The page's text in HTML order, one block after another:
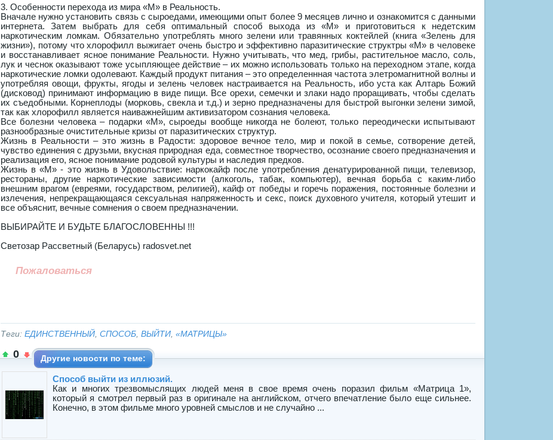
3. Особенности перехода из мира «М» в Реальность.
Вначале нужно установить связь с сыроедами, имеющими опыт более 9 месяцев лично и ознакомится с данными
интернета. Затем выбрать для себя оптимальный способ выхода из «М» и приготовиться к недетским
наркотическим ломкам. Обязательно употреблять много зелени или травянных коктейлей (книга «Зелень для
жизни»), потому что хлорофилл выжигает очень быстро и эффективно паразитические структры «М» в человеке
и восстанавливает ясное понимание Реальности. Нужно учитывать, что мед, грибы, растительное масло, соль,
лук и чеснок оказывают тоже усыпляющее действие – их можно использовать только на переходном этапе, когда
наркотические ломки одолевают. Каждый продукт питания – это определеннная частота элетромагнитной волны и
употребляя овощи, фрукты, ягоды и зелень человек настраивается на Реальность, ибо уста как Алтарь Божий
(дисковод) принимают информацию в виде пищи. Все орехи, семечки и злаки надо проращивать, чтобы сделать
их съедобными. Корнеплоды (морковь, свекла и т.д.) и зерно предназначены для быстрой выгонки зелени зимой,
так как хлорофилл является наиважнейшим активизатором сознания человека.
Все болезни человека – подарки «М», сыроеды вообще никогда не болеют, только переодически испытывают
разнообразные очистительные кризы от паразитических структур.
Жизнь в Реальности – это жизнь в Радости: здоровое вечное тело, мир и покой в семье, сотворение детей,
чувство единения с друзьми, вкусная природная еда, совместное творчество, осознание своего предназначения и
реализация его, ясное понимание родовой культуры и наследия предков.
Жизнь в «М» - это жизнь в Удовольствие: наркокайф после употребления денатурированной пищи, телевизор,
рестораны, другие наркотические зависимости (алкоголь, табак, компьютер), вечная борьба с каким-либо
внешним врагом (евреями, государством, религией), кайф от победы и горечь поражения, постоянные болезни и
излечения, непрекращающаяся сексуальная напряженность и секс, поиск духовного учителя, который утешит и
все объяснит, вечные сомнения о своем предназначении.
ВЫБИРАЙТЕ И БУДЬТЕ БЛАГОСЛОВЕННЫ !!!
Светозар Рассветный (Беларусь) radosvet.net
Пожаловаться
Теги: ЕДИНСТВЕННЫЙ, СПОСОБ, ВЫЙТИ, «МАТРИЦЫ»
0 Другие новости по теме:
Способ выйти из иллюзий.
Как и многих трезвомыслящих людей меня в свое время очень поразил фильм «Матрица 1»,
который я смотрел первый раз в оригинале на английском, отчего впечатление было еще сильнее.
Конечно, в этом фильме много уровней смыслов и не случайно ...